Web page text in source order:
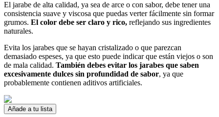
El jarabe de alta calidad, ya sea de arce o con sabor, debe tener una
consistencia suave y viscosa que puedas verter fácilmente sin formar
grumos. El color debe ser claro y rico, reflejando sus ingredientes
naturales.
Evita los jarabes que se hayan cristalizado o que parezcan
demasiado espeses, ya que esto puede indicar que están viejos o son
de mala calidad. También debes evitar los jarabes que saben
excesivamente dulces sin profundidad de sabor, ya que
probablemente contienen aditivos artificiales.
Añade a tu lista